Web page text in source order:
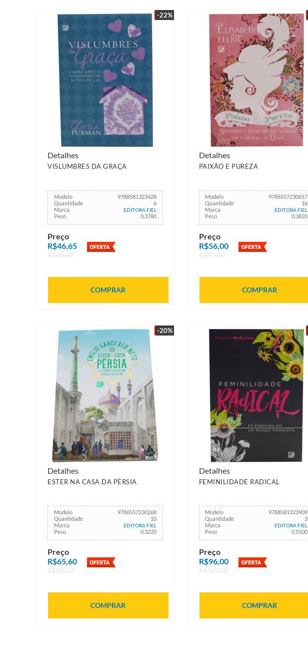
-22%
VISLUMBRES DA GRAÇA
Modelo
9788581323428
Quantidade
6
Marca
EDITORA FIEL
Peso 0.3780
Preço
R$46,65
R$60,00
COMPRAR
Detalhes
PAIXÃO E PUREZA
Modelo
9786557230657
Quantidade
16
Marca
EDITORA FIEL
Peso 0.3820
Preço
R$56,00
R$70,00
COMPRAR
Detalhes
-20%
ESTER NA CASA DA PÉRSIA
Modelo
9786557230268
Quantidade
10
Marca
EDITORA FIEL
Peso 0.3220
Preço
R$65,60
R$82,00
COMPRAR
Detalhes
FEMINILIDADE RADICAL
Modelo
9788581323909
Quantidade
3
Marca
EDITORA FIEL
Peso 0.5500
Preço
R$96,00
R$120,00
COMPRAR
Detalhes